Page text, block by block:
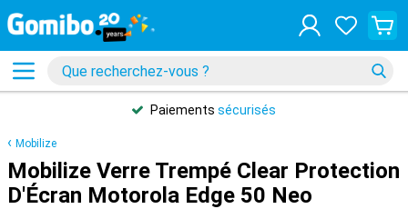
Paiements sécurisés
Mobilize
Mobilize Verre Trempé Clear Protection
D'Écran Motorola Edge 50 Neo